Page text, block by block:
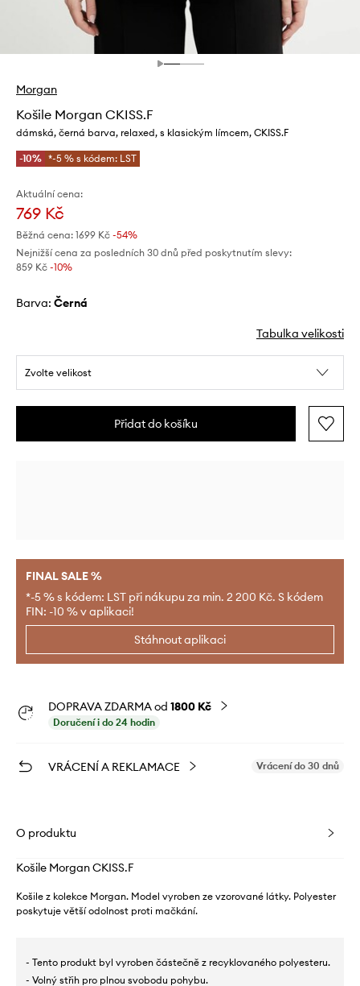
Morgan
Košile Morgan CKISS.F
dámská, černá barva, relaxed, s klasickým límcem, CKISS.F
-10% *-5 % s kódem: LST
Aktuální cena:
769 Kč
Běžná cena: 1699 Kč -54%
Nejnižší cena za posledních 30 dnů před poskytnutím slevy:
859 Kč -10%
Barva: černá
Tabulka velikosti
Zvolte velikost
Přidat do košíku
FINAL SALE %
*-5 % s kódem: LST při nákupu za min. 2 200 Kč. S kódem
FIN: -10 % v aplikaci!
Stáhnout aplikaci
DOPRAVA ZDARMA od 1800 Kč
Doručení i do 24 hodin
VRÁCENÍ A REKLAMACE Vrácení do 30 dnů
O produktu
Košile Morgan CKISS.F
Košile z kolekce Morgan. Model vyroben ze vzorované látky. Polyester
poskytuje větší odolnost proti mačkání.
- Tento produkt byl vyroben částečně z recyklovaného polyesteru.
- Volný střih pro plnou svobodu pohybu.